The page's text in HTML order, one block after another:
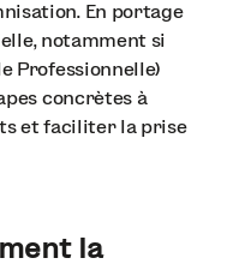
En portage
notamment si
Professionnelle)
concrètes à
et faciliter la prise
la